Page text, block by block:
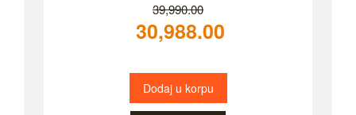
39,990.00
30,988.00
Dodaj u korpu